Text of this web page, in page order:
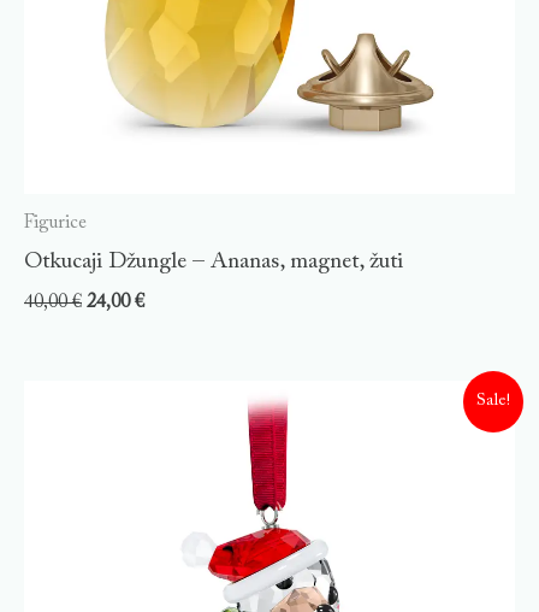
Figurice
Otkucaji Džungle – Ananas, magnet, žuti
40,00€ 24,00€
Sale!